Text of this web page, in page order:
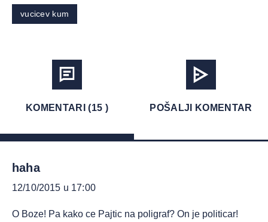
vucicev kum
KOMENTARI (15 ) POŠALJI KOMENTAR
haha
12/10/2015 u 17:00
O Boze! Pa kako ce Pajtic na poligraf? On je politicar!